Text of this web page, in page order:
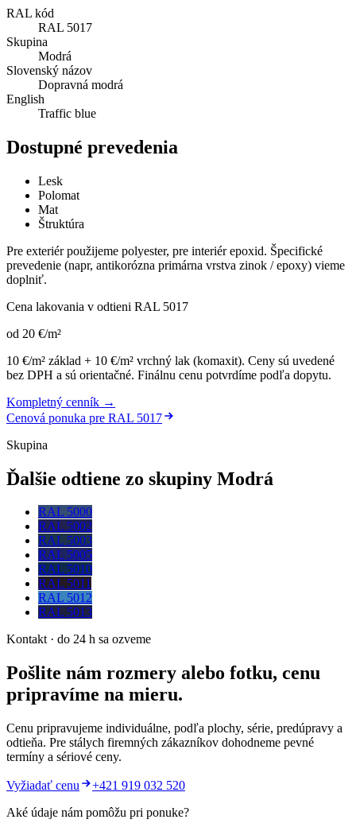
RAL kód
RAL 5017
Skupina
Modrá
Slovenský názov
Dopravná modrá
English
Traffic blue
Dostupné prevedenia
Lesk
Polomat
Mat
Štruktúra
Pre exteriér použijeme polyester, pre interiér epoxid. Špecifické
prevedenie (napr, antikorózna primárna vrstva zinok / epoxy) vieme
doplniť.
Cena lakovania v odtieni RAL 5017
od 20 €/m²
10 €/m² základ + 10 €/m² vrchný lak (komaxit). Ceny sú uvedené
bez DPH a sú orientačné. Finálnu cenu potvrdíme podľa dopytu.
Kompletný cenník →
Cenová ponuka pre RAL 5017
Skupina
Ďalšie odtiene zo skupiny Modrá
RAL 5000
RAL 5002
RAL 5003
RAL 5005
RAL 5010
RAL 5011
RAL 5012
RAL 5013
Kontakt · do 24 h sa ozveme
Pošlite nám rozmery alebo fotku, cenu
pripravíme na mieru.
Cenu pripravujeme individuálne, podľa plochy, série, predúpravy a
odtieňa. Pre stálych firemných zákazníkov dohodneme pevné
termíny a sériové ceny.
Vyžiadať cenu
+421 919 032 520
Aké údaje nám pomôžu pri ponuke?